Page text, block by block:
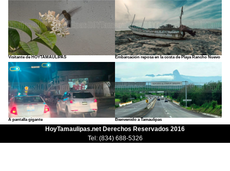
Visitante de HOYTAMAULIPAS Embarcación reposa en la costa de Playa Rancho Nuevo
A pantalla gigante Bienvenido a Tamaulipas
HoyTamaulipas.net Derechos Reservados 2016
Tel: (834) 688-5326